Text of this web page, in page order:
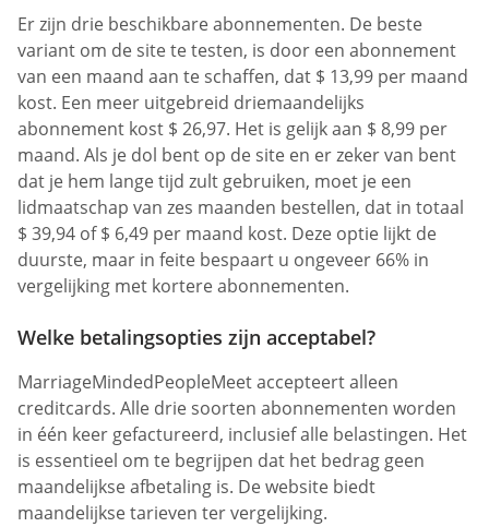
Er zijn drie beschikbare abonnementen. De beste
variant om de site te testen, is door een abonnement
van een maand aan te schaffen, dat $ 13,99 per maand
kost. Een meer uitgebreid driemaandelijks
abonnement kost $ 26,97. Het is gelijk aan $ 8,99 per
maand. Als je dol bent op de site en er zeker van bent
dat je hem lange tijd zult gebruiken, moet je een
lidmaatschap van zes maanden bestellen, dat in totaal
$ 39,94 of $ 6,49 per maand kost. Deze optie lijkt de
duurste, maar in feite bespaart u ongeveer 66% in
vergelijking met kortere abonnementen.
Welke betalingsopties zijn acceptabel?
MarriageMindedPeopleMeet accepteert alleen
creditcards. Alle drie soorten abonnementen worden
in één keer gefactureerd, inclusief alle belastingen. Het
is essentieel om te begrijpen dat het bedrag geen
maandelijkse afbetaling is. De website biedt
maandelijkse tarieven ter vergelijking.